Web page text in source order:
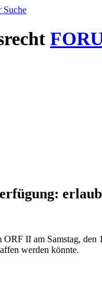
Suche
II am Samstag,
werden könnte.